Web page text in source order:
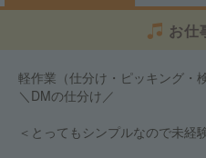
お仕
軽作業（仕分け・ピッキング・
＼DMの仕分け／
＜とってもシンプルなので未経